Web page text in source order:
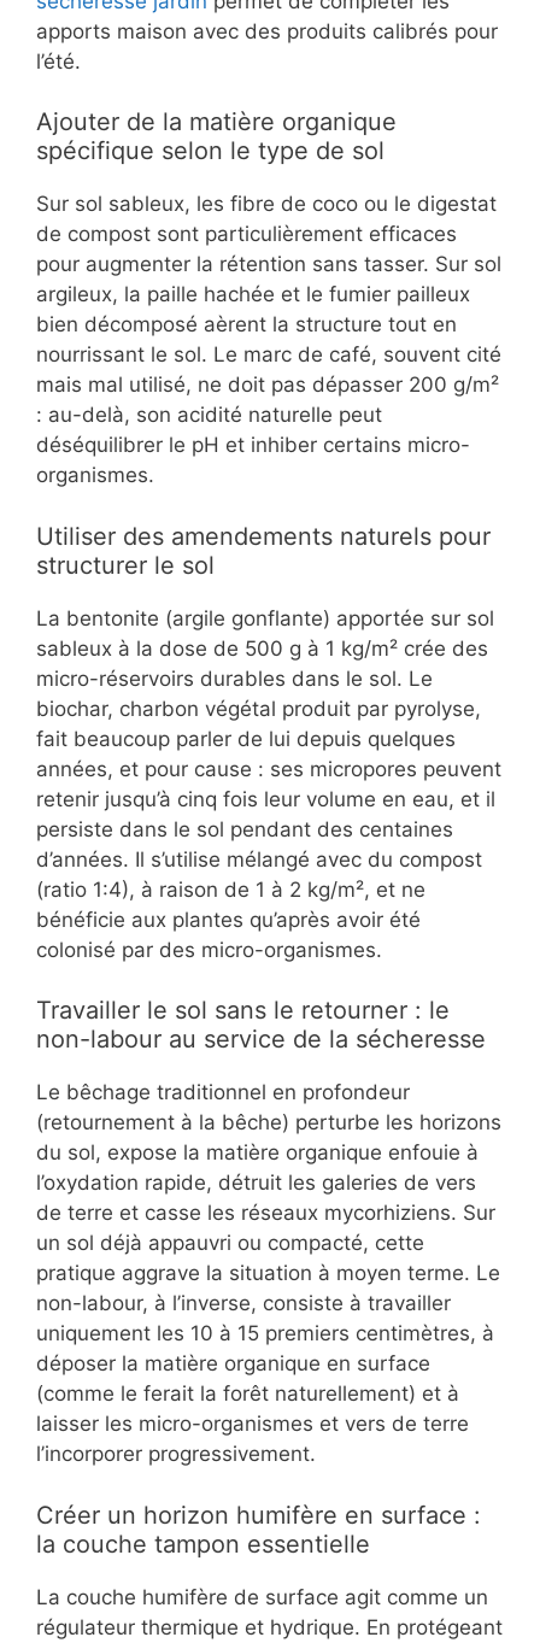
apports maison avec des produits calibrés pour
l’été.
Ajouter de la matière organique
spécifique selon le type de sol
Sur sol sableux, les fibre de coco ou le digestat
de compost sont particulièrement efficaces
pour augmenter la rétention sans tasser. Sur sol
argileux, la paille hachée et le fumier pailleux
bien décomposé aèrent la structure tout en
nourrissant le sol. Le marc de café, souvent cité
mais mal utilisé, ne doit pas dépasser 200 g/m²
: au-delà, son acidité naturelle peut
déséquilibrer le pH et inhiber certains micro-
organismes.
Utiliser des amendements naturels pour
structurer le sol
La bentonite (argile gonflante) apportée sur sol
sableux à la dose de 500 g à 1 kg/m² crée des
micro-réservoirs durables dans le sol. Le
biochar, charbon végétal produit par pyrolyse,
fait beaucoup parler de lui depuis quelques
années, et pour cause : ses micropores peuvent
retenir jusqu’à cinq fois leur volume en eau, et il
persiste dans le sol pendant des centaines
d’années. Il s’utilise mélangé avec du compost
(ratio 1:4), à raison de 1 à 2 kg/m², et ne
bénéficie aux plantes qu’après avoir été
colonisé par des micro-organismes.
Travailler le sol sans le retourner : le
non-labour au service de la sécheresse
Le bêchage traditionnel en profondeur
(retournement à la bêche) perturbe les horizons
du sol, expose la matière organique enfouie à
l’oxydation rapide, détruit les galeries de vers
de terre et casse les réseaux mycorhiziens. Sur
un sol déjà appauvri ou compacté, cette
pratique aggrave la situation à moyen terme. Le
non-labour, à l’inverse, consiste à travailler
uniquement les 10 à 15 premiers centimètres, à
déposer la matière organique en surface
(comme le ferait la forêt naturellement) et à
laisser les micro-organismes et vers de terre
l’incorporer progressivement.
Créer un horizon humifère en surface :
la couche tampon essentielle
La couche humifère de surface agit comme un
régulateur thermique et hydrique. En protégeant